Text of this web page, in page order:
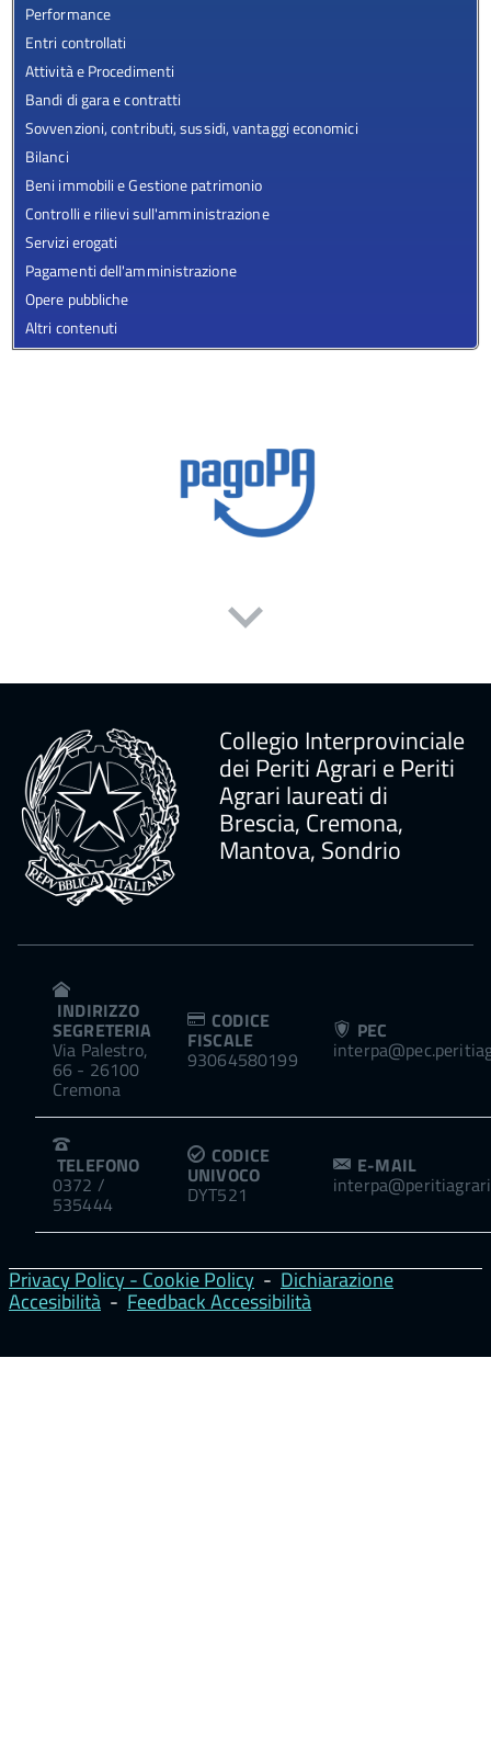
Performance
Entri controllati
Attività e Procedimenti
Bandi di gara e contratti
Sovvenzioni, contributi, sussidi, vantaggi economici
Bilanci
Beni immobili e Gestione patrimonio
Controlli e rilievi sull'amministrazione
Servizi erogati
Pagamenti dell'amministrazione
Opere pubbliche
Altri contenuti
Collegio Interprovinciale
dei Periti Agrari e Periti
Agrari laureati di
Brescia, Cremona,
Mantova, Sondrio
INDIRIZZO
SEGRETERIA
Via Palestro,
66 - 26100
Cremona
CODICE
FISCALE
93064580199
PEC
TELEFONO
0372 /
535444
CODICE
UNIVOCO
DYT521
E-MAIL
Privacy Policy - Cookie Policy - Dichiarazione
Accesibilità - Feedback Accessibilità